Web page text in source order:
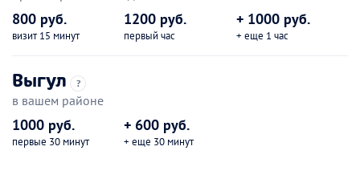
800 руб.
визит 15 минут
1200 руб.
первый час
+ 1000 руб.
+ еще 1 час
Выгул ?
в вашем районе
1000 руб.
первые 30 минут
+ 600 руб.
+ еще 30 минут